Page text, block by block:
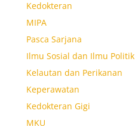
Kedokteran
MIPA
Pasca Sarjana
Ilmu Sosial dan Ilmu Politik
Kelautan dan Perikanan
Keperawatan
Kedokteran Gigi
MKU